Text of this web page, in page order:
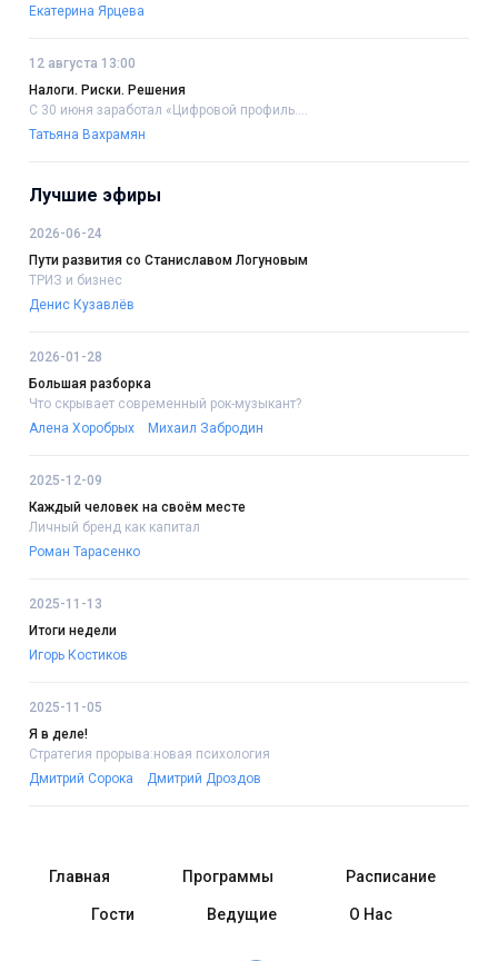
Екатерина Ярцева
12 августа 13:00
Налоги. Риски. Решения
С 30 июня заработал «Цифровой профиль....
Татьяна Вахрамян
Лучшие эфиры
2026-06-24
Пути развития со Станиславом Логуновым
ТРИЗ и бизнес
Денис Кузавлёв
2026-01-28
Большая разборка
Что скрывает современный рок-музыкант?
Алена Хоробрых
Михаил Забродин
2025-12-09
Каждый человек на своём месте
Личный бренд как капитал
Роман Тарасенко
2025-11-13
Итоги недели
Игорь Костиков
2025-11-05
Я в деле!
Стратегия прорыва:новая психология
Дмитрий Сорока
Дмитрий Дроздов
Главная Программы Расписание
Гости Ведущие О Нас